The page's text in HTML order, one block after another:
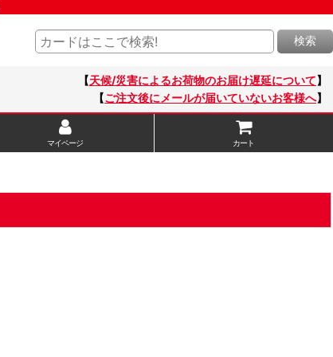
検索
【天候/災害によるお荷物のお届け遅延について】
【ご注文後にメールが届いていないお客様へ】
マイページ カート